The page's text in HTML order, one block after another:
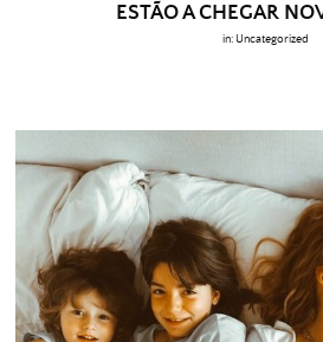
ESTÃO A CHEGAR
in: Uncategorized